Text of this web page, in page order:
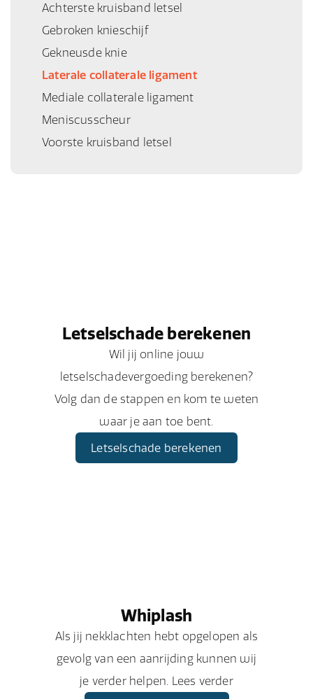
Achterste kruisband letsel
Gebroken knieschijf
Gekneusde knie
Laterale collaterale ligament
Mediale collaterale ligament
Meniscusscheur
Voorste kruisband letsel
Letselschade berekenen
Wil jij online jouw
letselschadevergoeding berekenen?
Volg dan de stappen en kom te weten
waar je aan toe bent.
Letselschade berekenen
Whiplash
Als jij nekklachten hebt opgelopen als
gevolg van een aanrijding kunnen wij
je verder helpen. Lees verder